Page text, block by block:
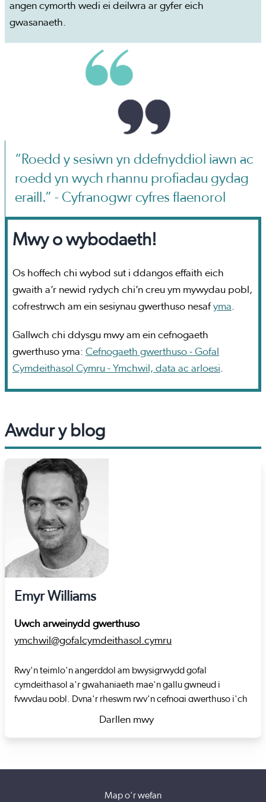
angen cymorth wedi ei deilwra ar gyfer eich
gwasanaeth.
“Roedd y sesiwn yn ddefnyddiol iawn ac
roedd yn wych rhannu profiadau gydag
eraill.” - Cyfranogwr cyfres flaenorol
Mwy o wybodaeth!
Os hoffech chi wybod sut i ddangos effaith eich
gwaith a’r newid rydych chi’n creu ym mywydau pobl,
cofrestrwch am ein sesiynau gwerthuso nesafyma.
Gallwch chi ddysgu mwy am ein cefnogaeth
gwerthuso yma: Cefnogaeth gwerthuso - Gofal
Cymdeithasol Cymru - Ymchwil, data ac arloesi.
Awdur y blog
Emyr Williams
Uwch arweinydd gwerthuso
ymchwil@gofalcymdeithasol.cymru
Rwy'n teimlo'n angerddol am bwysigrwydd gofal
cymdeithasol a'r gwahaniaeth mae'n gallu gwneud i
fywydau pobl. Dyna'r rheswm rwy'n cefnogi gwerthuso i'ch
helpu chi i ddysgu, ac i ddangos yr effaith rydych chi'n ei
ddarparu cyngor polisi ar sail tystiolaeth i Lywodraeth
Darllen mwy
about Emyr Williams
Map o'r wefan